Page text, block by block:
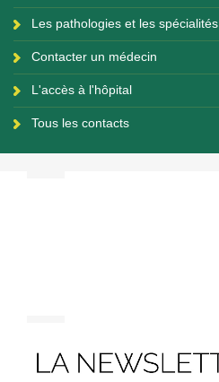
Les pathologies et les spécialités
Contacter un médecin
L'accès à l'hôpital
Tous les contacts